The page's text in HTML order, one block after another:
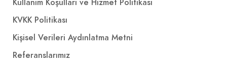
Kullanım Koşulları ve Hizmet Politikası
KVKK Politikası
Kişisel Verileri Aydınlatma Metni
Referanslarımız